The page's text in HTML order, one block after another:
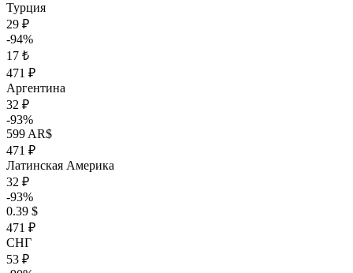
Турция
29 ₽
-94%
17 ₺
471 ₽
Аргентина
32 ₽
-93%
599 AR$
471 ₽
Латинская Америка
32 ₽
-93%
0.39 $
471 ₽
СНГ
53 ₽